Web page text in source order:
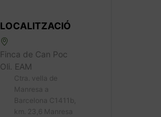
LOCALITZACIÓ
Finca de Can Poc
Oli. EAM
Ctra. vella de
Manresa a
Barcelona C1411b,
km. 23,6 Manresa